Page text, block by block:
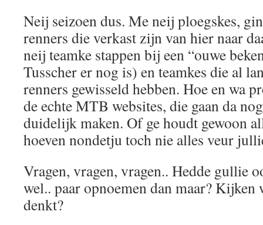
Neij seizoen dus. Me neij ploegskes,
renners die verkast zijn van hier naar
neij teamke stappen bij een “ouwe
Tusscher er nog is) en teamkes die al
renners gewisseld hebben. Hoe en wa
de echte MTB websites, die gaan da
duidelijk maken. Of ge houdt gewoon
hoeven nondetju toch nie alles veur
Vragen, vragen, vragen.. Hedde gullie
wel.. paar opnoemen dan maar? Kijken
denkt?